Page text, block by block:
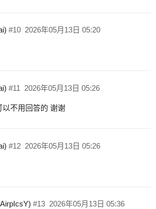
2026年05月13日 05:20
#10
2026年05月13日 05:26
#11
以不用回答的 谢谢
2026年05月13日 05:26
#12
2026年05月13日 05:36
#13